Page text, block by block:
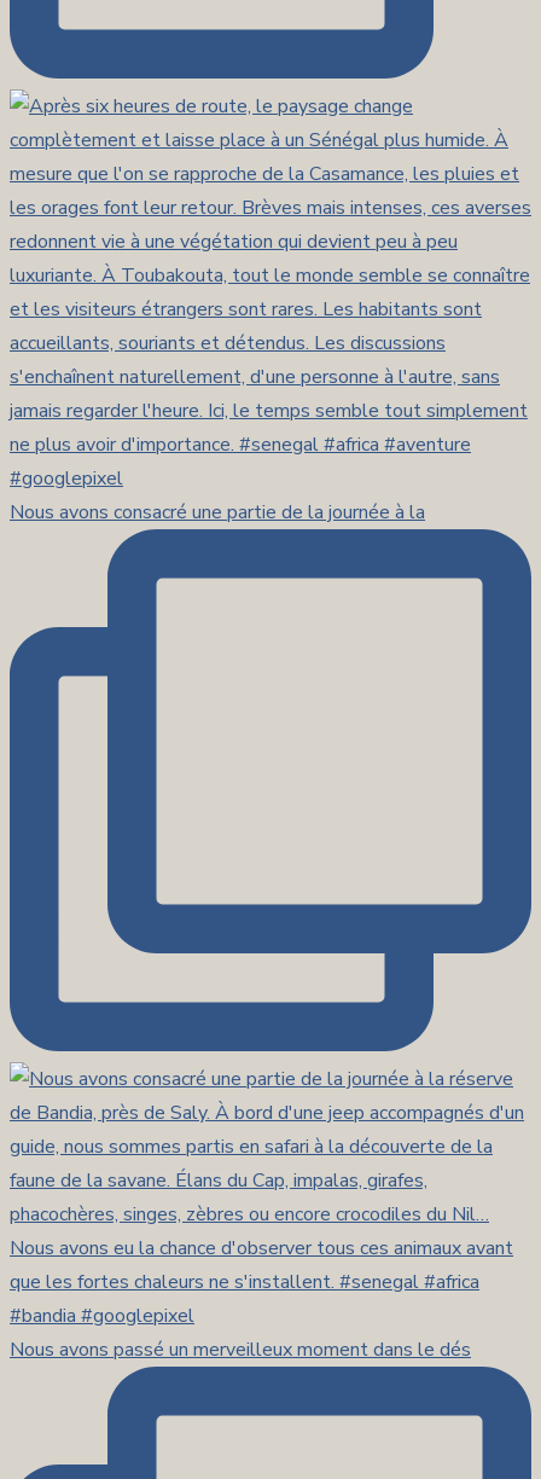
Nous avons consacré une partie de la journée à la
Nous avons passé un merveilleux moment dans le dés